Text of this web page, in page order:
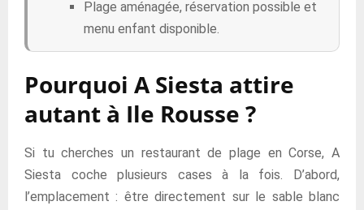
Plage aménagée, réservation possible et
menu enfant disponible.
Pourquoi A Siesta attire
autant à Ile Rousse ?
Si tu cherches un restaurant de plage en Corse, A
Siesta coche plusieurs cases à la fois. D’abord,
l’emplacement : être directement sur le sable blanc